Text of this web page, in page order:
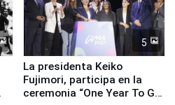
5
La presidenta Keiko
Fujimori, participa en la
ceremonia “One Year To Go